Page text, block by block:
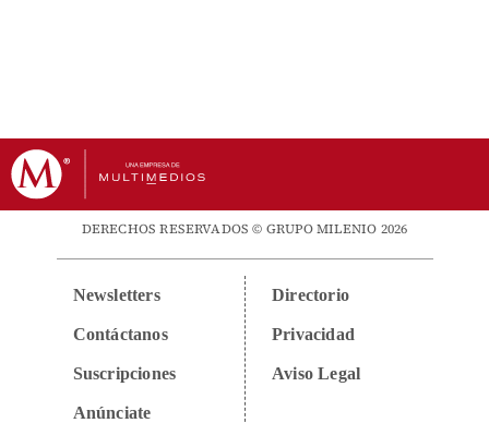
DERECHOS RESERVADOS © GRUPO MILENIO 2026
Newsletters
Contáctanos
Suscripciones
Anúnciate
Directorio
Privacidad
Aviso Legal